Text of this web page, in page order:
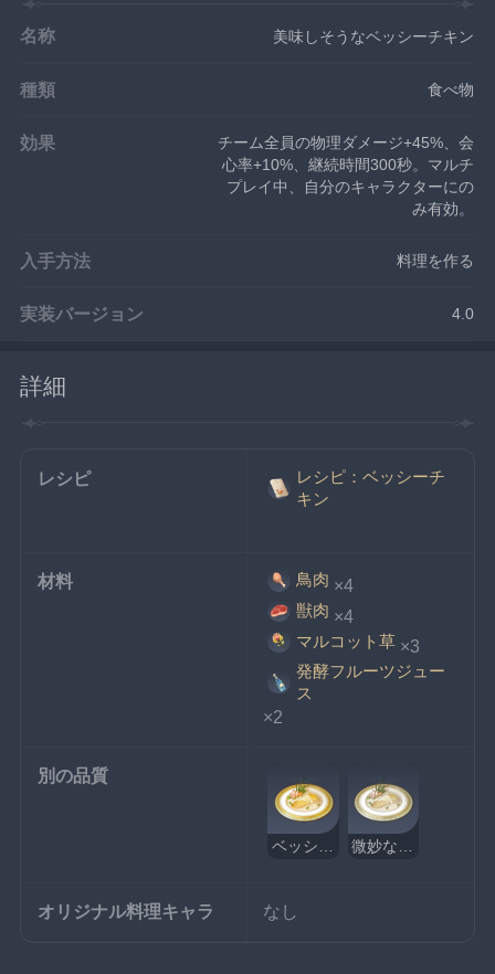
名称 美味しそうなベッシーチキン
種類 食べ物
効果
チーム全員の物理ダメージ+45%、会
心率+10%、継続時間300秒。マルチ
プレイ中、自分のキャラクターにの
み有効。
入手方法 料理を作る
実装バージョン 4.0
詳細
レシピ
レシピ：ベッシーチ
キン
材料 鳥肉 ×4
獣肉 ×4
マルコット草 ×3
発酵フルーツジュー
ス
×2
別の品質
オリジナル料理キャラ なし